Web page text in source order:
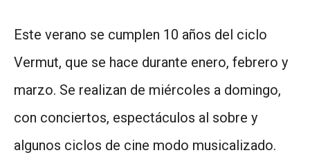
Este verano se cumplen 10 años del ciclo
Vermut, que se hace durante enero, febrero y
marzo. Se realizan de miércoles a domingo,
con conciertos, espectáculos al sobre y
algunos ciclos de cine modo musicalizado.